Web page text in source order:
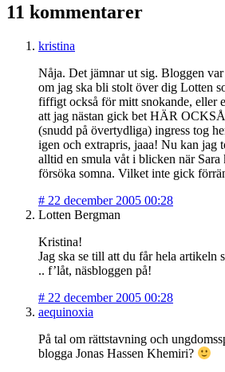
11 kommentarer
kristina
Nåja. Det jämnar ut sig. Bloggen
om jag ska bli stolt över dig Lotten
fiffigt också för mitt snokande, eller
att jag nästan gick bet HÄR
(snudd på övertydliga) ingress tog
igen och extrapris, jaaa! Nu kan jag
alltid en smula våt i blicken när Sara
försöka somna. Vilket inte gick
# 22 december 2005 00:28
Lotten Bergman
Kristina!
Jag ska se till att du får hela artikeln
.. f’låt, näsbloggen på!
# 22 december 2005 00:28
aequinoxia
På tal om rättstavning och
blogga Jonas Hassen Khemiri?